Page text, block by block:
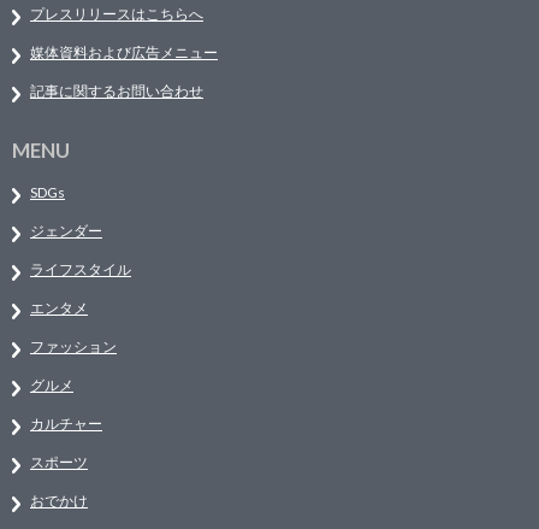
プレスリリースはこちらへ
媒体資料および広告メニュー
記事に関するお問い合わせ
MENU
SDGs
ジェンダー
ライフスタイル
エンタメ
ファッション
グルメ
カルチャー
スポーツ
おでかけ